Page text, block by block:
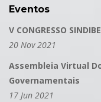
Eventos
V CONGRESSO
20 Nov 2021
Assembleia Virtual
Governamentais
17 Jun 2021